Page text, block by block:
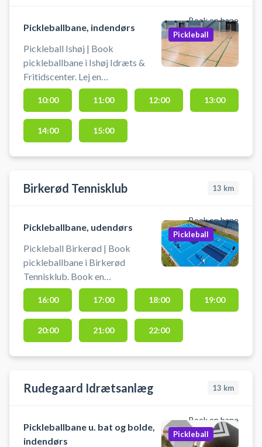
Book en bane
Pickleballbane, indendørs
Pickleball Ishøj | Book
pickleballbane i Ishøj Idræts &
Fritidscenter. Lej en
pickleballbane og spil pickleball i
Ishøj på en af banerne i hallerne
ved Ishøj Idræts & Fritidscenter,
hvor du kan parkere gratis ved
bolde.
Pickleball
10:00 11:00 12:00 13:00
14:00 15:00
Birkerød Tennisklub 13 km
Book en bane
Pickleballbane, udendørs
Pickleball Birkerød | Book
pickleballbane i Birkerød
Tennisklub. Book en
pickleballbane og spil pickleball i
Birkerød på de 3 nyanlagt
udendørs pickleballbaner
beliggende ved tennisklubben i
Pickleball
16:00 17:00 18:00 19:00
20:00 21:00 22:00
Rudegaard Idrætsanlæg 13 km
Book en bane
Pickleballbane u. bat og bolde,
indendørs
Pickleball